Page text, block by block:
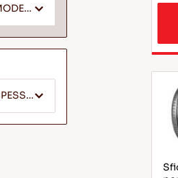
SELEZIONA MODELLO *
SELEZIONA SPESSORE